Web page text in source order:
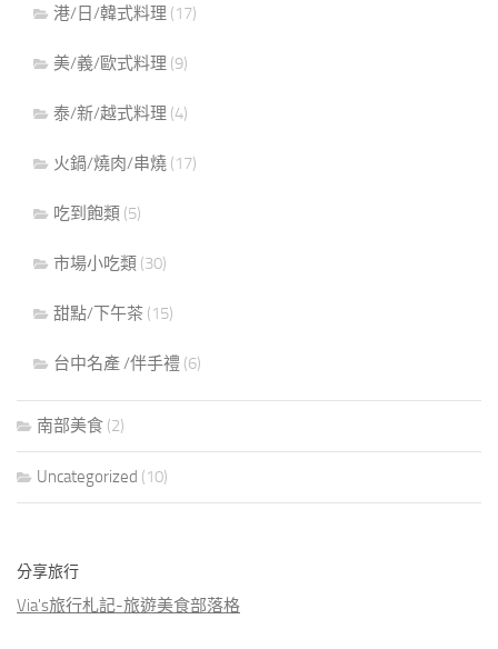
港/日/韓式料理 (17)
美/義/歐式料理 (9)
泰/新/越式料理 (4)
火鍋/燒肉/串燒 (17)
吃到飽類 (5)
市場小吃類 (30)
甜點/下午茶 (15)
台中名產 /伴手禮 (6)
南部美食 (2)
Uncategorized (10)
分享旅行
Via's旅行札記-旅遊美食部落格